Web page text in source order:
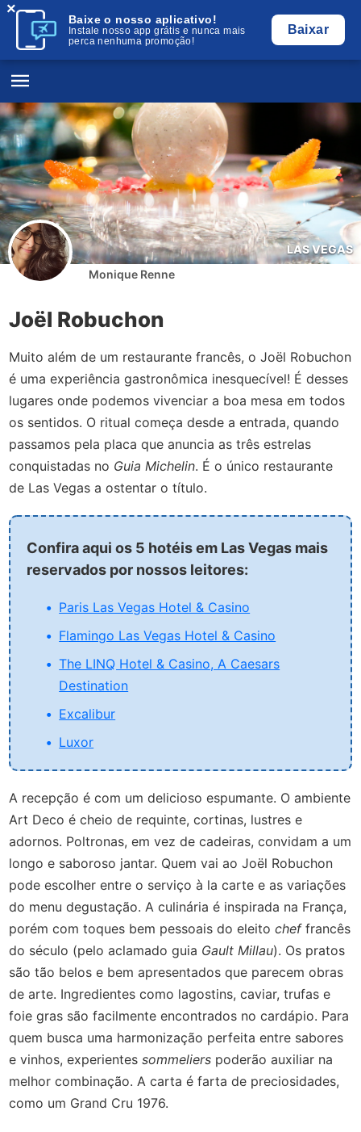
Baixe o nosso aplicativo!
Instale nosso app grátis e nunca mais
perca nenhuma promoção!
Baixar
×
LAS VEGAS
Monique Renne
Joël Robuchon
Muito além de um restaurante francês, o Joël Robuchon
é uma experiência gastronômica inesquecível! É desses
lugares onde podemos vivenciar a boa mesa em todos
os sentidos. O ritual começa desde a entrada, quando
passamos pela placa que anuncia as três estrelas
conquistadas no Guia Michelin. É o único restaurante
de Las Vegas a ostentar o título.
Confira aqui os 5 hotéis em Las Vegas mais
reservados por nossos leitores:
Paris Las Vegas Hotel & Casino
Flamingo Las Vegas Hotel & Casino
The LINQ Hotel & Casino, A Caesars
Destination
Excalibur
Luxor
A recepção é com um delicioso espumante. O ambiente
Art Deco é cheio de requinte, cortinas, lustres e
adornos. Poltronas, em vez de cadeiras, convidam a um
longo e saboroso jantar. Quem vai ao Joël Robuchon
pode escolher entre o serviço à la carte e as variações
do menu degustação. A culinária é inspirada na França,
porém com toques bem pessoais do eleitocheffrancês
do século (pelo aclamado guia Gault Millau). Os pratos
são tão belos e bem apresentados que parecem obras
de arte. Ingredientes como lagostins, caviar, trufas e
foie gras são facilmente encontrados no cardápio. Para
quem busca uma harmonização perfeita entre sabores
e vinhos, experientessommeliers poderão auxiliar na
melhor combinação. A carta é farta de preciosidades,
como um Grand Cru 1976.